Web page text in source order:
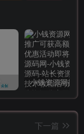
【教程】绿巨人3.2破解详细教学
下一篇